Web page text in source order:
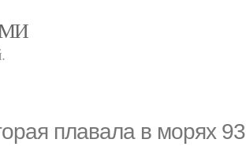
плавала в морях 93